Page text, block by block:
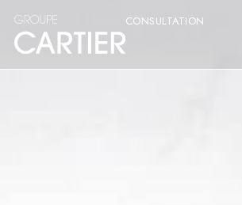
CONSULTATION